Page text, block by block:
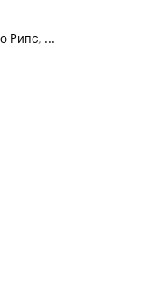
Рипс, ...